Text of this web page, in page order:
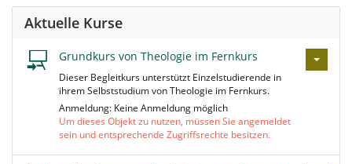
Aktuelle Kurse
Grundkurs von Theologie im Fernkurs
Dieser Begleitkurs unterstützt Einzelstudierende in
ihrem Selbststudium von Theologie im Fernkurs.
Anmeldung: Keine Anmeldung möglich
Um dieses Objekt zu nutzen, müssen Sie angemeldet
sein und entsprechende Zugriffsrechte besitzen.